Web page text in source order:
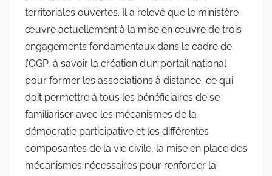
territoriales ouvertes. Il a relevé que le ministère
œuvre actuellement à la mise en œuvre de trois
engagements fondamentaux dans le cadre de
l’OGP, à savoir la création d’un portail national
pour former les associations à distance, ce qui
doit permettre à tous les bénéficiaires de se
familiariser avec les mécanismes de la
démocratie participative et les différentes
composantes de la vie civile, la mise en place des
mécanismes nécessaires pour renforcer la